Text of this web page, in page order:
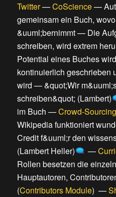
Twitter—CoScience—
gemeinsam ein Buch,
&uuml;bernimmt— Die
schreiben, wird extrem
Potential eines Buches
kontinuierlich geschrieben
wird —&quot;Wir
schreiben&quot; (Lambert)
im Buch —Crowd-Sourcing
Wikipedia funktioniert
Credit f&uuml;r den
(Lambert Heller)
—
Rollen besetzen die
Hauptautoren,
(Contributors Module) —